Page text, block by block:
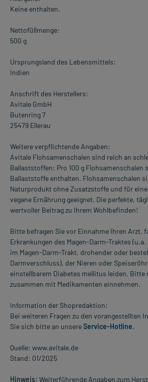
Keine enthalten.
Nettofüllmenge:
500 g
Ursprungsland des Lebensmittels:
Indien
Anschrift des Herstellers:
Avitale GmbH
Butenring 7
25479 Ellerau
Weitere verpflichtende Angaben:
Avitale Flohsamenschalen sind reich an
Ballaststoffen: Pro 100 g Flohsamenschalen
Ballaststoffe enthalten. Flohsamenschalen
Naturprodukt ohne Zusatzstoffe und für
vegane Ernährung geeignet. Die perfekte,
wertvoller Beitrag zu Ihrem Wohlbefinden!
Bitte befragen Sie vor Einnahme Ihren Arzt,
Erkrankungen des Magen-Darm-Traktes
im Magen-Darm-Trakt, drohender oder
Darmverschluss), der Nieren oder
einstellbarem Diabetes mellitus leiden.
zusammen mit Medikamenten einnehmen.
Information der Shopredaktion:
Bei weiteren Fragen zu den vorangestellten
Sie sich bitte an unsereService-Hotline.
Quelle: www.avitale.de
Stand: 01/2025
Hinweis: Weiterführende Angaben zum